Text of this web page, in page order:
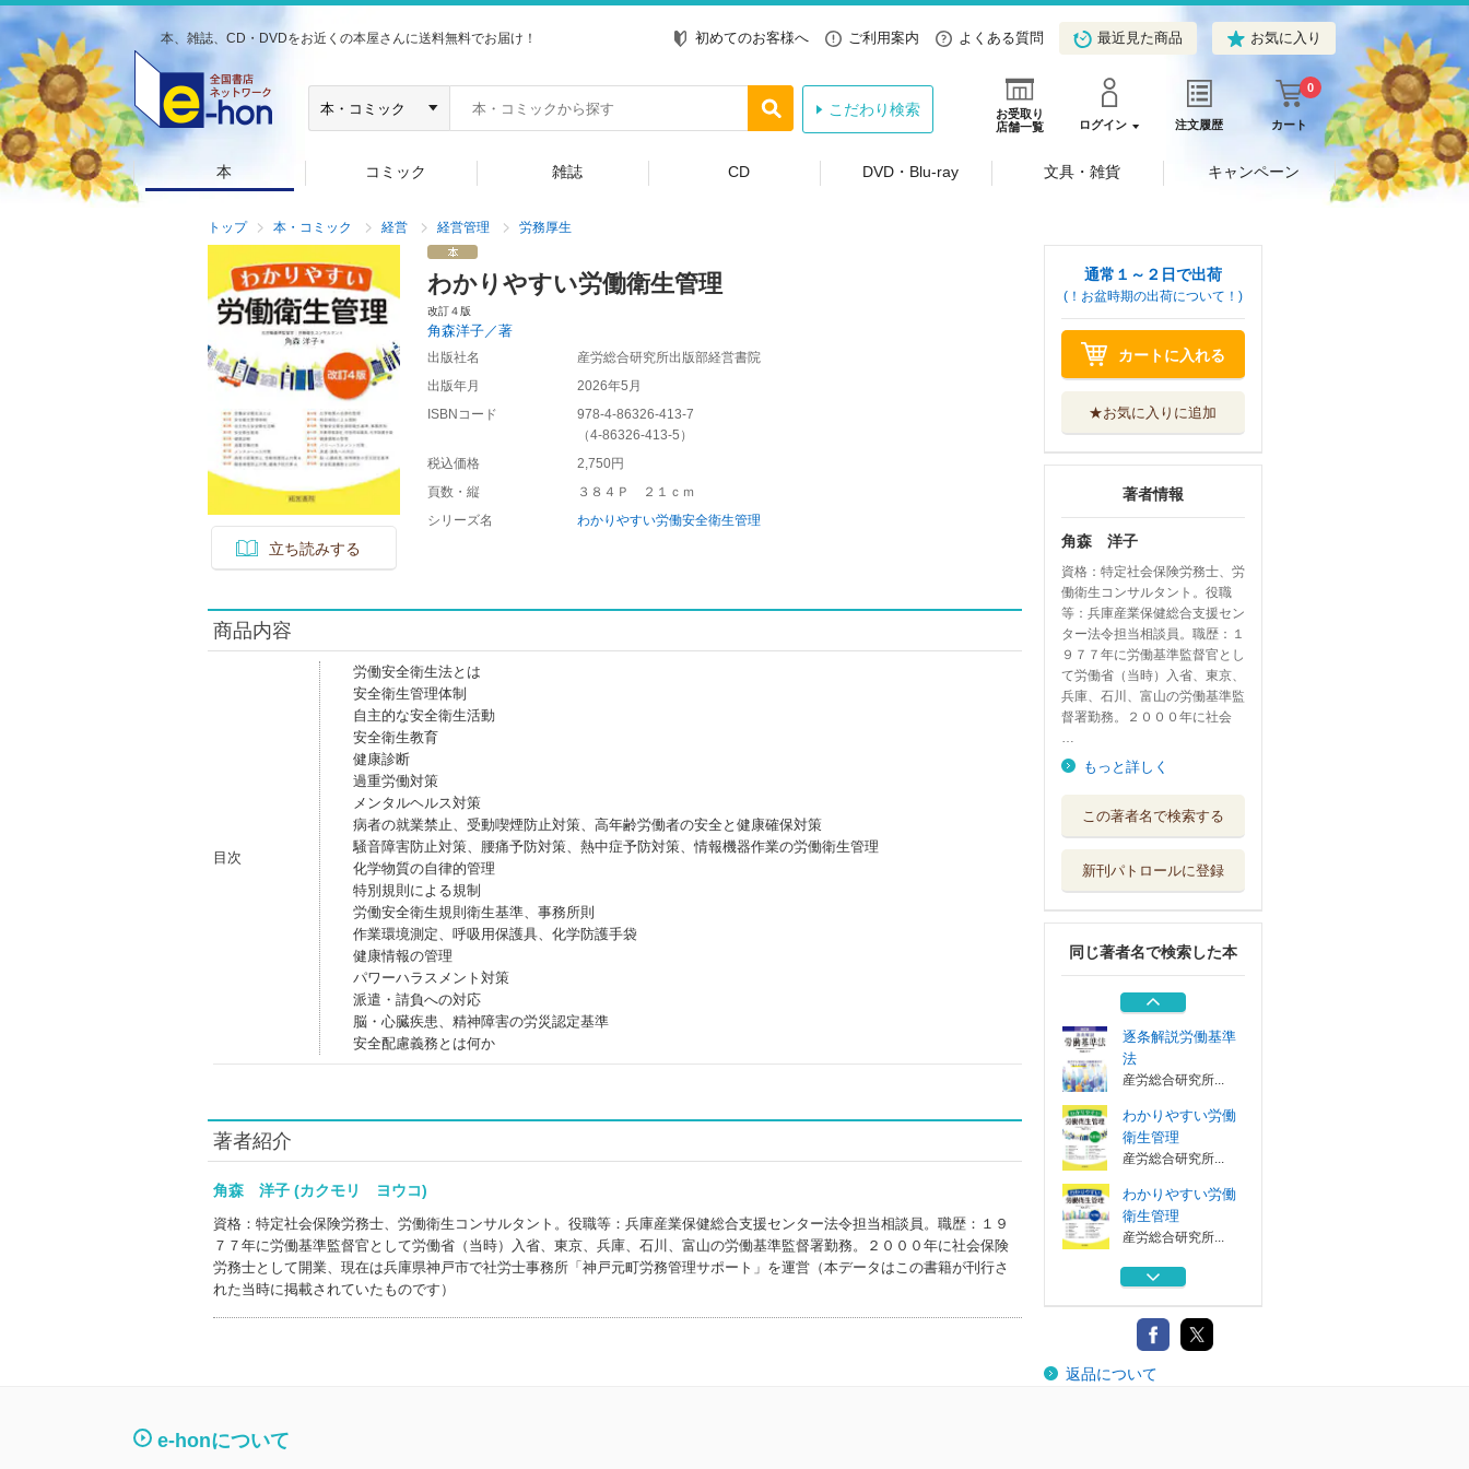
本、雑誌、CD・DVDをお近くの本屋さんに送料無料でお届け！ 初めてのお客様へ ご利用案内 よくある質問 最近見た商品 お気に入り
お受取り
店舗一覧
ログイン 注文履歴 カート
0
こだわり検索
本 コミック 雑誌 CD DVD・Blu-ray 文具・雑貨 キャンペーン
トップ 本・コミック 経営 経営管理 労務厚生
立ち読みする
わかりやすい労働衛生管理
改訂４版
角森洋子／著
出版社名
産労総合研究所出版部経営書院
出版年月
2026年5月
ISBNコード
978-4-86326-413-7
（4-86326-413-5 ）
税込価格
2,750円
頁数・縦
３８４Ｐ ２１ｃｍ
シリーズ名
わかりやすい労働安全衛生管理
商品内容
目次
労働安全衛生法とは
安全衛生管理体制
自主的な安全衛生活動
安全衛生教育
健康診断
過重労働対策
メンタルヘルス対策
病者の就業禁止、受動喫煙防止対策、高年齢労働者の安全と健康確保対策
騒音障害防止対策、腰痛予防対策、熱中症予防対策、情報機器作業の労働衛生管理
化学物質の自律的管理
特別規則による規制
労働安全衛生規則衛生基準、事務所則
作業環境測定、呼吸用保護具、化学防護手袋
健康情報の管理
パワーハラスメント対策
派遣・請負への対応
脳・心臓疾患、精神障害の労災認定基準
安全配慮義務とは何か
著者紹介
角森 洋子 (カクモリ ヨウコ)
資格：特定社会保険労務士、労働衛生コンサルタント。役職等：兵庫産業保健総合支援センター法令担当相談員。職歴：１９
７７年に労働基準監督官として労働省（当時）入省、東京、兵庫、石川、富山の労働基準監督署勤務。２０００年に社会保険
労務士として開業、現在は兵庫県神戸市で社労士事務所「神戸元町労務管理サポート」を運営（本データはこの書籍が刊行さ
れた当時に掲載されていたものです）
通常１～２日で出荷
(！お盆時期の出荷について！)
カートに入れる
★お気に入りに追加
著者情報
角森 洋子
資格：特定社会保険労務士、労
働衛生コンサルタント。役職
等：兵庫産業保健総合支援セン
ター法令担当相談員。職歴：１
９７７年に労働基準監督官とし
て労働省（当時）入省、東京、
兵庫、石川、富山の労働基準監
督署勤務。２０００年に社会
…
もっと詳しく
この著者名で検索する
新刊パトロールに登録
同じ著者名で検索した本
衛生管理
逐条解説労働基準
産労総合研究所...
監督署は怖くない
！労務管理の要点
労働調査会
逐条解説労働基準
法
産労総合研究所...
わかりやすい労働
衛生管理
産労総合研究所...
わかりやすい労働
衛生管理
産労総合研究所...
逐条解説労働基準
産労総合研究所...
監督署は怖くない
！労務管理の要点
返品について
e-honについて